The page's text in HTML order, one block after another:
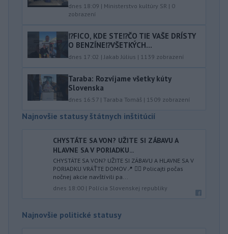
dnes 18:09 | Ministerstvo kultúry SR | 0
zobrazení
⁉️FICO, KDE STE⁉️ČO TIE VAŠE DRÍSTY
O BENZÍNE⁉️VŠETKÝCH...
dnes 17:02 | Jakab Július | 1139 zobrazení
Taraba: Rozvíjame všetky kúty
Slovenska
dnes 16:57 | Taraba Tomáš | 1509 zobrazení
Najnovšie statusy štátnych inštitúcií
CHYSTÁTE SA VON? UŽITE SI ZÁBAVU A
HLAVNE SA V PORIADKU...
CHYSTÁTE SA VON? UŽITE SI ZÁBAVU A HLAVNE SA V
PORIADKU VRÁŤTE DOMOV📍 👮‍♂️ Policajti počas
nočnej akcie navštívili pa...
dnes 18:00 | Polícia Slovenskej republiky
Najnovšie politické statusy